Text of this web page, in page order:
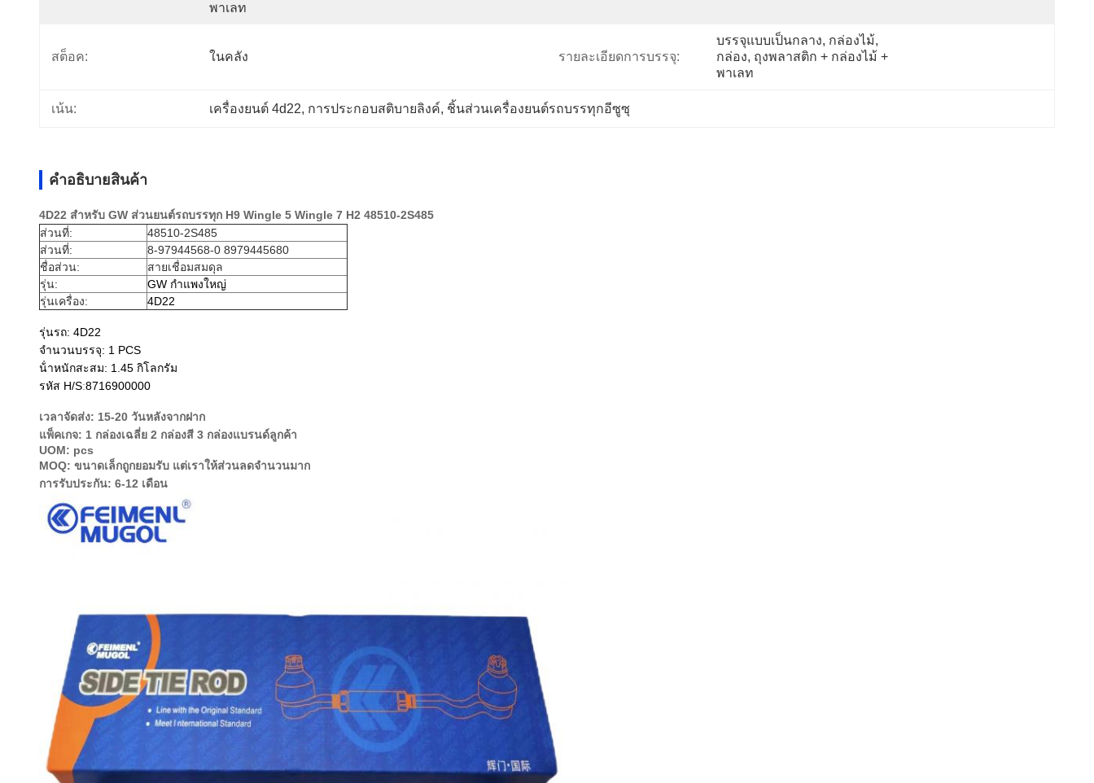
พาเลท
สต็อค: ในคลัง รายละเอียดการบรรจุ:
บรรจุแบบเป็นกลาง, กล่องไม้,
กล่อง, ถุงพลาสติก + กล่องไม้ +
พาเลท
เน้น: เครื่องยนต์ 4d22, การประกอบสติบายลิงค์, ชิ้นส่วนเครื่องยนต์รถบรรทุกอีซูซุ
คําอธิบายสินค้า
4D22 สําหรับ GW ส่วนยนต์รถบรรทุก H9 Wingle 5 Wingle 7 H2 48510-2S485
ส่วนที่:
48510-2S485
ส่วนที่:
8-97944568-0 8979445680
ชื่อส่วน:
สายเชื่อมสมดุล
รุ่น:
GW กําแพงใหญ่
รุ่นเครื่อง:
4D22
รุ่นรถ: 4D22
จํานวนบรรจุ: 1 PCS
น้ําหนักสะสม: 1.45 กิโลกรัม
รหัส H/S:8716900000
เวลาจัดส่ง: 15-20 วันหลังจากฝาก
แพ็คเกจ: 1 กล่องเฉลี่ย 2 กล่องสี 3 กล่องแบรนด์ลูกค้า
UOM: pcs
MOQ: ขนาดเล็กถูกยอมรับ แต่เราให้ส่วนลดจํานวนมาก
การรับประกัน: 6-12 เดือน